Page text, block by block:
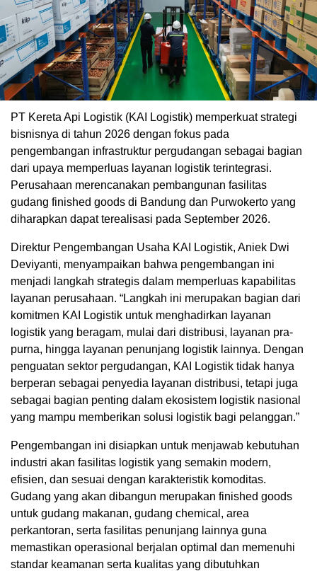
PT Kereta Api Logistik (KAI Logistik) memperkuat strategi
bisnisnya di tahun 2026 dengan fokus pada
pengembangan infrastruktur pergudangan sebagai bagian
dari upaya memperluas layanan logistik terintegrasi.
Perusahaan merencanakan pembangunan fasilitas
gudang finished goods di Bandung dan Purwokerto yang
diharapkan dapat terealisasi pada September 2026.
Direktur Pengembangan Usaha KAI Logistik, Aniek Dwi
Deviyanti, menyampaikan bahwa pengembangan ini
menjadi langkah strategis dalam memperluas kapabilitas
layanan perusahaan. “Langkah ini merupakan bagian dari
komitmen KAI Logistik untuk menghadirkan layanan
logistik yang beragam, mulai dari distribusi, layanan pra-
purna, hingga layanan penunjang logistik lainnya. Dengan
penguatan sektor pergudangan, KAI Logistik tidak hanya
berperan sebagai penyedia layanan distribusi, tetapi juga
sebagai bagian penting dalam ekosistem logistik nasional
yang mampu memberikan solusi logistik bagi pelanggan.”
Pengembangan ini disiapkan untuk menjawab kebutuhan
industri akan fasilitas logistik yang semakin modern,
efisien, dan sesuai dengan karakteristik komoditas.
Gudang yang akan dibangun merupakan finished goods
untuk gudang makanan, gudang chemical, area
perkantoran, serta fasilitas penunjang lainnya guna
memastikan operasional berjalan optimal dan memenuhi
standar keamanan serta kualitas yang dibutuhkan